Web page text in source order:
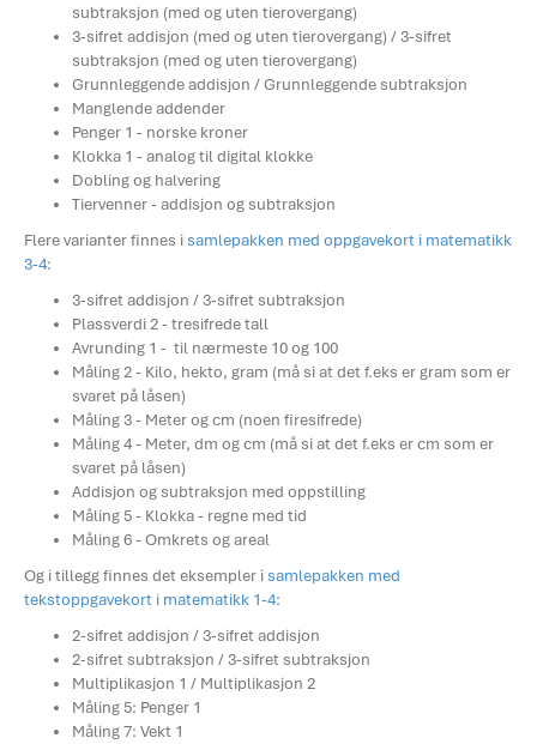
subtraksjon (med og uten tierovergang)
3-sifret addisjon (med og uten tierovergang) / 3-sifret
subtraksjon (med og uten tierovergang)
Grunnleggende addisjon / Grunnleggende subtraksjon
Manglende addender
Penger 1 - norske kroner
Klokka 1 - analog til digital klokke
Dobling og halvering
Tiervenner - addisjon og subtraksjon
Flere varianter finnes isamlepakken med oppgavekort i matematikk
3-4:
3-sifret addisjon / 3-sifret subtraksjon
Plassverdi 2 - tresifrede tall
Avrunding 1 - til nærmeste 10 og 100
Måling 2 - Kilo, hekto, gram (må si at det f.eks er gram som er
svaret på låsen)
Måling 3 - Meter og cm (noen firesifrede)
Måling 4 - Meter, dm og cm (må si at det f.eks er cm som er
svaret på låsen)
Addisjon og subtraksjon med oppstilling
Måling 5 - Klokka - regne med tid
Måling 6 - Omkrets og areal
Og i tillegg finnes det eksempler isamlepakken med
tekstoppgavekort i matematikk 1-4:
2-sifret addisjon / 3-sifret addisjon
2-sifret subtraksjon / 3-sifret subtraksjon
Multiplikasjon 1 / Multiplikasjon 2
Måling 5: Penger 1
Måling 7: Vekt 1